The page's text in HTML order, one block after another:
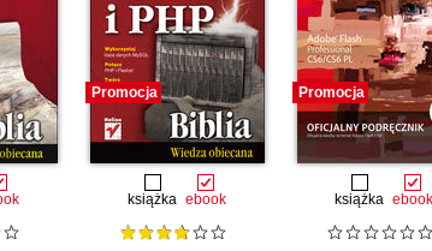
Promocja
książka ebook
Promocja
książka ebook